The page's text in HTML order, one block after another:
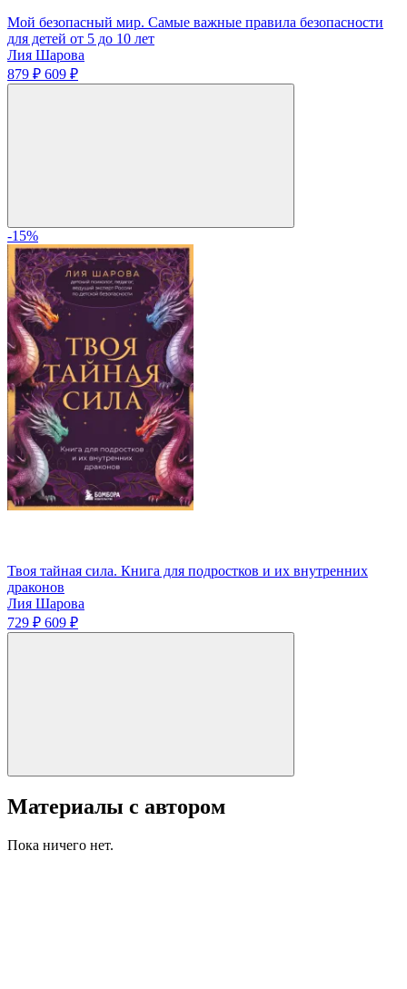
Мой безопасный мир. Самые важные правила безопасности
для детей от 5 до 10 лет
Лия Шарова
879 ₽ 609 ₽
-15%
Твоя тайная сила. Книга для подростков и их внутренних
драконов
Лия Шарова
729 ₽ 609 ₽
Материалы с автором
Пока ничего нет.